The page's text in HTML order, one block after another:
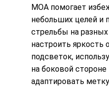
MOA помогает
небольших целей и
стрельбы на
настроить яркость
подсветок,
на боковой
адаптировать